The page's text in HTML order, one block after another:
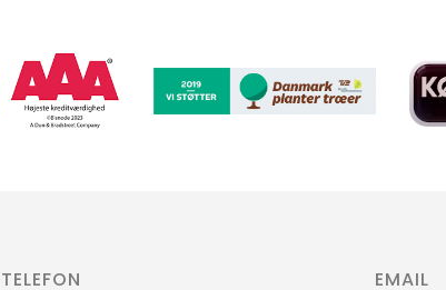
TELEFON EMAIL